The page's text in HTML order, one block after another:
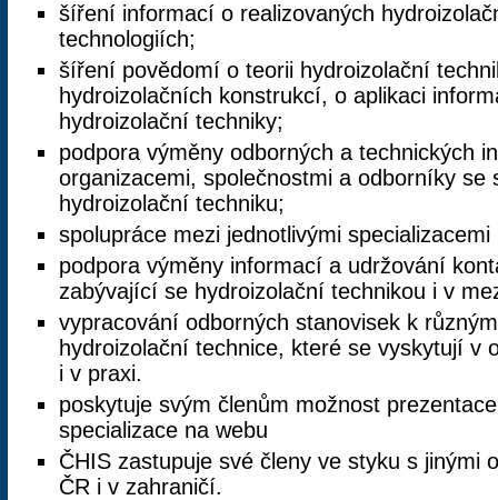
šíření informací o realizovaných
technologiích;
šíření povědomí o teorii hydroizolační
hydroizolačních konstrukcí, o aplikaci
hydroizolační techniky;
podpora výměny odborných a technických
organizacemi, společnostmi a odborníky se
hydroizolační techniku;
spolupráce mezi jednotlivými
podpora výměny informací a udržování
zabývající se hydroizolační technikou i v
vypracování odborných stanovisek k
hydroizolační technice, které se vyskytují v
i v praxi.
poskytuje svým členům možnost
specializace na webu
ČHIS zastupuje své členy ve styku s jinými
ČR i v zahraničí.